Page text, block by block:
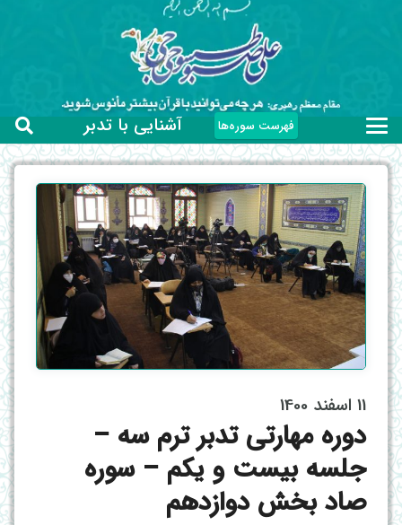
فهرست سوره‌ها آشنایی با تدبر
11 اسفند 1400
دوره مهارتی تدبر ترم سه –
جلسه بیست و یکم – سوره
صاد بخش دوازدهم